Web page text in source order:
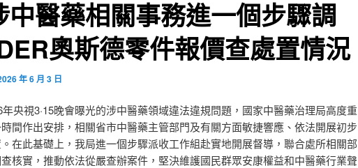
中醫藥相關事務進一個步驟調
奧斯德零件報價查處置情況
年 6 月 3 日
年央視3·15晚會曝光的涉中醫藥領域違法違規問題，國家中醫藥治理局高度重
間作出安排，相關省市中醫藥主管部門及有關方面敏捷響應、依法開展初步
在此基礎上，我局進一個步驟派收工作組赴實地開展督導，聯合處所相關部
核實，推動依法從嚴查辦案件，堅決維護國民群眾安康權益和中醫藥行業聲